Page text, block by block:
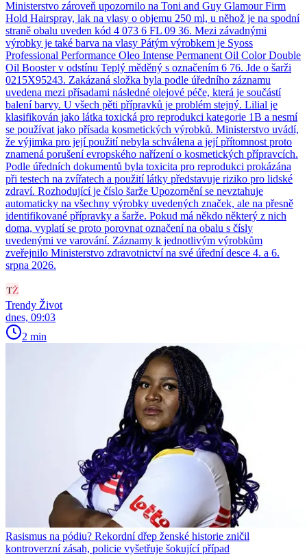
Ministerstvo zároveň upozornilo na Toni and Guy Glamour Firm
Hold Hairspray, lak na vlasy o objemu 250 ml, u něhož je na spodní
straně obalu uveden kód 4 073 6 FL 09 36. Mezi závadnými
výrobky je také barva na vlasy Pátým výrobkem je Syoss
Professional Performance Oleo Intense Permanent Oil Color Double
Oil Booster v odstínu Teplý měděný s označením 6 76. Jde o šarži
0215X95243. Zakázaná složka byla podle úředního záznamu
uvedena mezi přísadami následné olejové péče, která je součástí
balení barvy. U všech pěti přípravků je problém stejný. Lilial je
klasifikován jako látka toxická pro reprodukci kategorie 1B a nesmí
se používat jako přísada kosmetických výrobků. Ministerstvo uvádí,
že výjimka pro její použití nebyla schválena a její přítomnost proto
znamená porušení evropského nařízení o kosmetických přípravcích.
Podle úředních dokumentů byla toxicita pro reprodukci prokázána
při testech na zvířatech a použití látky představuje riziko pro lidské
zdraví. Rozhodující je číslo šarže Upozornění se nevztahuje
automaticky na všechny výrobky uvedených značek, ale na přesně
identifikované přípravky a šarže. Pokud má někdo některý z nich
doma, vyplatí se proto porovnat označení na obalu s čísly
uvedenými ve varování. Záznamy k jednotlivým výrobkům
zveřejnilo Ministerstvo zdravotnictví na své úřední desce 4. a 6.
srpna 2026.
Trendy Život
dnes, 09:03
2 min
Rasismus na pódiu? Rekordní dřep ženské historie zničil
kontroverzní zásah, policie vyšetřuje šokující případ